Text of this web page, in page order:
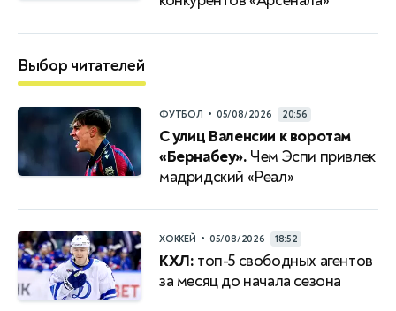
Выбор читателей
ФУТБОЛ • 05/08/2026 20:56
С улиц Валенсии к воротам
«Бернабеу». Чем Эспи привлек
мадридский «Реал»
ХОККЕЙ • 05/08/2026 18:52
КХЛ: топ-5 свободных агентов
за месяц до начала сезона